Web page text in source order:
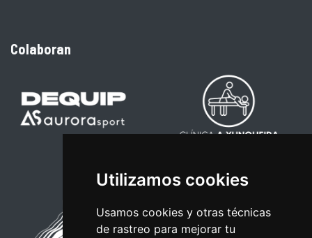
Utilizamos cookies
Usamos cookies y otras técnicas
de rastreo para mejorar tu
Colaboran